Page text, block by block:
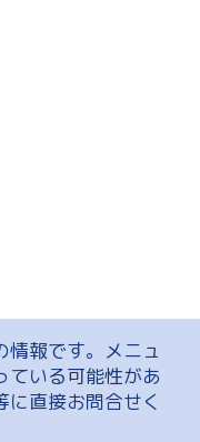
情報です。メニュ
ている可能性があ
直接お問合せく